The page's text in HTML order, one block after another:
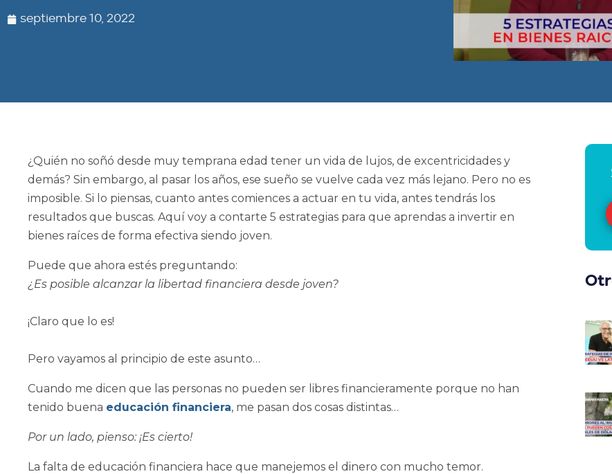
septiembre 10, 2022
¿Quién no soñó desde muy temprana edad tener un vida de lujos, de excentricidades y
demás? Sin embargo, al pasar los años, ese sueño se vuelve cada vez más lejano. Pero no es
imposible. Si lo piensas, cuanto antes comiences a actuar en tu vida, antes tendrás los
resultados que buscas. Aquí voy a contarte 5 estrategias para que aprendas a invertir en
bienes raíces de forma efectiva siendo joven.
Puede que ahora estés preguntando:
¿Es posible alcanzar la libertad financiera desde joven?
¡Claro que lo es!
Pero vayamos al principio de este asunto…
Cuando me dicen que las personas no pueden ser libres financieramente porque no han
tenido buena educación financiera, me pasan dos cosas distintas…
Por un lado, pienso: ¡Es cierto!
La falta de educación financiera hace que manejemos el dinero con mucho temor.